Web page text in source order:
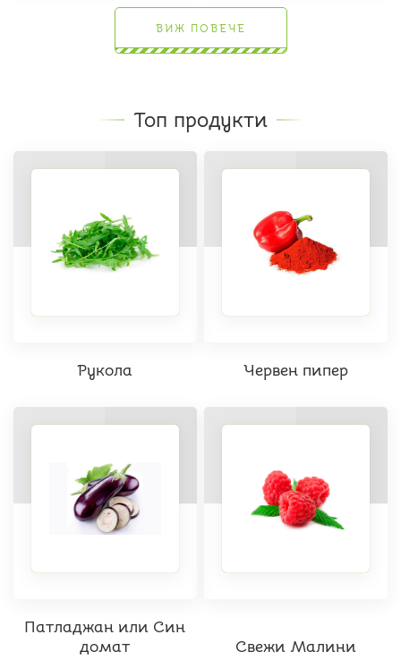
ВИЖ ПОВЕЧЕ
Топ продукти
Рукола Червен пипер
Патладжан или Син
домат
Свежи Малини